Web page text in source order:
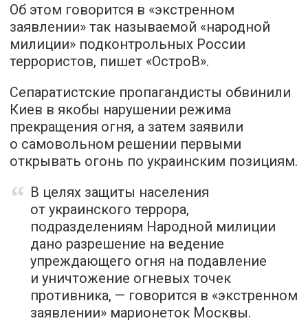
Об этом говорится в «экстренном
заявлении» так называемой «народной
милиции» подконтрольных России
террористов, пишет «ОстроВ».
Сепаратистские пропагандисты обвинили
Киев в якобы нарушении режима
прекращения огня, а затем заявили
о самовольном решении первыми
открывать огонь по украинским позициям.
В целях защиты населения
от украинского террора,
подразделениям Народной милиции
дано разрешение на ведение
упреждающего огня на подавление
и уничтожение огневых точек
противника, — говорится в «экстренном
заявлении» марионеток Москвы.